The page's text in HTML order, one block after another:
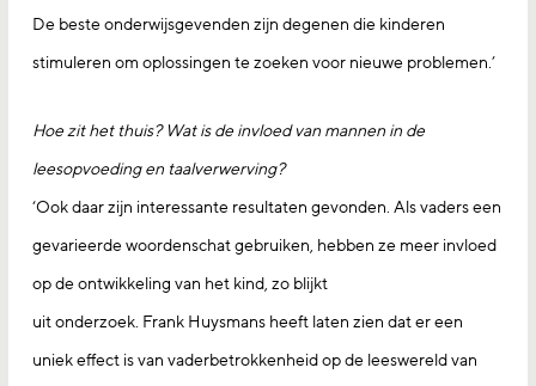
De beste onderwijsgevenden zijn degenen die kinderen
stimuleren om oplossingen te zoeken voor nieuwe problemen.’
Hoe zit het thuis? Wat is de invloed van mannen in de
leesopvoeding en taalverwerving?
‘Ook daar zijn interessante resultaten gevonden. Als vaders een
gevarieerde woordenschat gebruiken, hebben ze meer invloed
op de ontwikkeling van het kind, zo blijkt
uit onderzoek. Frank Huysmans heeft laten zien dat er een
uniek effect is van vaderbetrokkenheid op de leeswereld van